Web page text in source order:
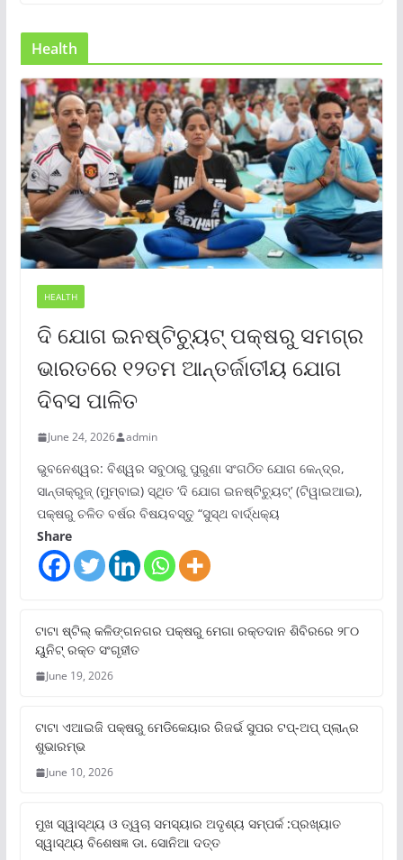
Health
HEALTH
ଦି ଯୋଗ ଇନଷ୍ଟିଚ୍ୟୁଟ୍ ପକ୍ଷରୁ ସମଗ୍ର
ଭାରତରେ ୧୨ତମ ଆନ୍ତର୍ଜାତୀୟ ଯୋଗ
ଦିବସ ପାଳିତ
June 24, 2026 admin
ଭୁବନେଶ୍ୱର: ବିଶ୍ୱର ସବୁଠାରୁ ପୁରୁଣା ସଂଗଠିତ ଯୋଗ କେନ୍ଦ୍ର,
ସାନ୍ତାକ୍ରୁଜ୍ (ମୁମ୍ବାଇ) ସ୍ଥିତ ‘ଦି ଯୋଗ ଇନଷ୍ଟିଚ୍ୟୁଟ୍‌’ (ଟିୱାଇଆଇ),
ପକ୍ଷରୁ ଚଳିତ ବର୍ଷର ବିଷୟବସ୍ତୁ “ସୁସ୍ଥ ବାର୍ଦ୍ଧକ୍ୟ
Share
ଟାଟା ଷ୍ଟିଲ୍‌ କଳିଙ୍ଗନଗର ପକ୍ଷରୁ ମେଗା ରକ୍ତଦାନ ଶିବିରରେ ୨୮୦
ୟୁନିଟ୍‌ ରକ୍ତ ସଂଗୃହୀତ
June 19, 2026
ଟାଟା ଏଆଇଜି ପକ୍ଷରୁ ମେଡିକେୟାର ରିଜର୍ଭ ସୁପର ଟପ୍‌-ଅପ୍ ପ୍ଲାନ୍‌ର
ଶୁଭାରମ୍ଭ
June 10, 2026
ମୁଖ ସ୍ୱାସ୍ଥ୍ୟ ଓ ତ୍ୱଚା ସମସ୍ୟାର ଅଦୃଶ୍ୟ ସମ୍ପର୍କ :ପ୍ରଖ୍ୟାତ
ସ୍ୱାସ୍ଥ୍ୟ ବିଶେଷଜ୍ଞ ଡା. ସୋନିଆ ଦତ୍ତ